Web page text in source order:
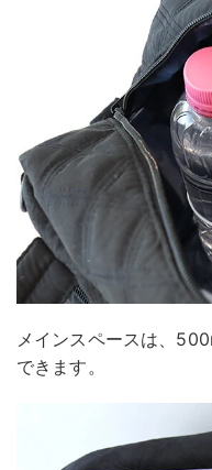
メインスペースは、
できます。